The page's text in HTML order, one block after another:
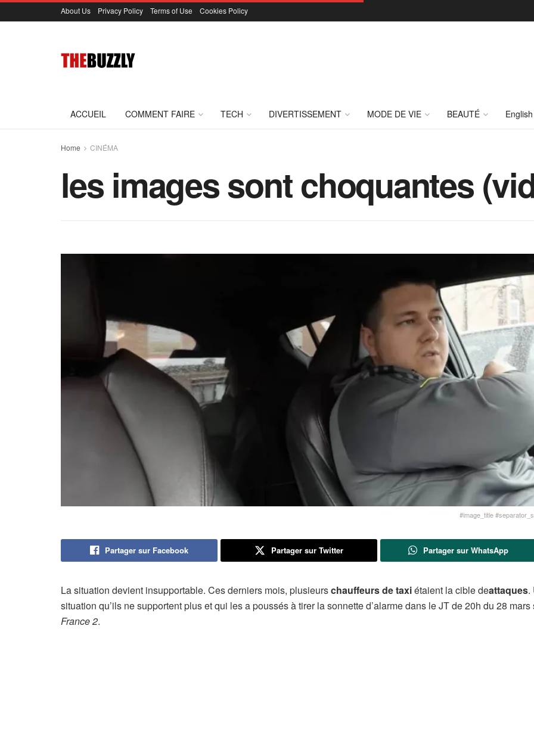
About Us Privacy Policy Terms of Use Cookies Policy
ACCUEIL COMMENT FAIRE TECH DIVERTISSEMENT MODE DE VIE BEAUTÉ
Home CINÉMA
les images sont choquantes
#image_title
Partager sur Facebook Partager sur Twitter Partager sur WhatsApp
La situation devient insupportable. Ces derniers mois, plusieurschauffeurs de taxiétaient la cible deattaques.
situation qu’ils ne supportent plus et qui les a poussés à tirer la sonnette d’alarme dans le JT de 20h du 28 mars
France 2.